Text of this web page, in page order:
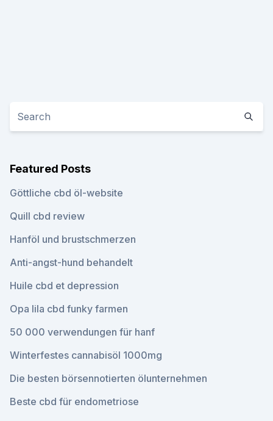
Featured Posts
Göttliche cbd öl-website
Quill cbd review
Hanföl und brustschmerzen
Anti-angst-hund behandelt
Huile cbd et depression
Opa lila cbd funky farmen
50 000 verwendungen für hanf
Winterfestes cannabisöl 1000mg
Die besten börsennotierten ölunternehmen
Beste cbd für endometriose